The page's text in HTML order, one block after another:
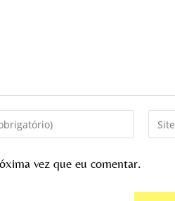
vez que eu comentar.